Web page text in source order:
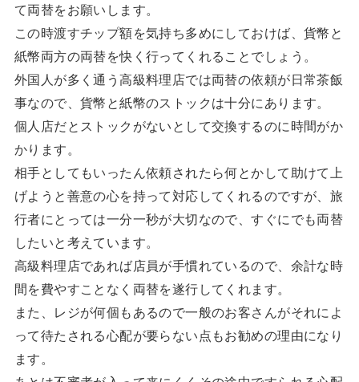
て両替をお願いします。
この時渡すチップ額を気持ち多めにしておけば、貨幣と
紙幣両方の両替を快く行ってくれることでしょう。
外国人が多く通う高級料理店では両替の依頼が日常茶飯
事なので、貨幣と紙幣のストックは十分にあります。
個人店だとストックがないとして交換するのに時間がか
かります。
相手としてもいったん依頼されたら何とかして助けて上
げようと善意の心を持って対応してくれるのですが、旅
行者にとっては一分一秒が大切なので、すぐにでも両替
したいと考えています。
高級料理店であれば店員が手慣れているので、余計な時
間を費やすことなく両替を遂行してくれます。
また、レジが何個もあるので一般のお客さんがそれによ
って待たされる心配が要らない点もお勧めの理由になり
ます。